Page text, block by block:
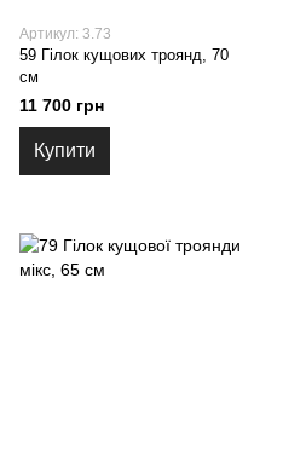
Артикул: 3.73
59 Гілок кущових троянд, 70
см
11 700 грн
Купити